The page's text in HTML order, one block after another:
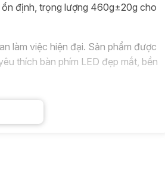
ổn định, trọng lượng 460g±20g cho
làm việc hiện đại. Sản phẩm được
thích bàn phím LED đẹp mắt, bền